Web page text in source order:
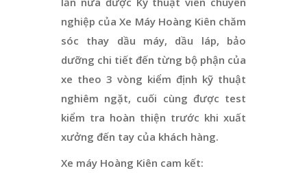
nghiệp của Xe Máy Hoàng Kiên chăm
sóc thay dầu máy, dầu láp, bảo
dưỡng chi tiết đến từng bộ phận của
xe theo 3 vòng kiểm định kỹ thuật
nghiêm ngặt, cuối cùng được test
kiểm tra hoàn thiện trước khi xuất
xưởng đến tay của khách hàng.
Xe máy Hoàng Kiên cam kết: